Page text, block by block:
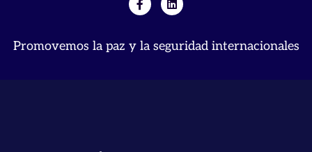
Promovemos la paz y la seguridad internacionales